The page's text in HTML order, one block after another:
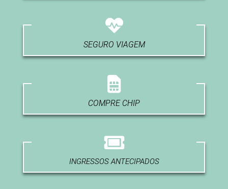
SEGURO VIAGEM
COMPRE CHIP
INGRESSOS ANTECIPADOS